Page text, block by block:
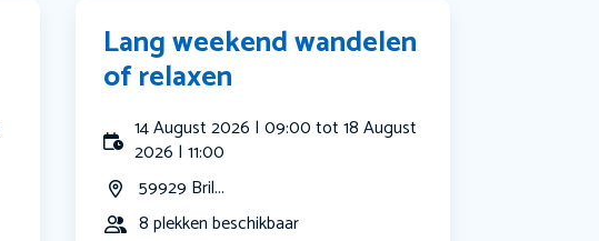
Lang weekend wandelen
of relaxen
14 August 2026 | 09:00 tot 18 August
2026 | 11:00
59929 Bril...
8 plekken beschikbaar